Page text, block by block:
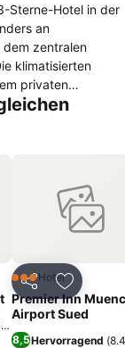
Sterne-Hotel in der
an
zentralen
privaten
Teekocher,
ist kostenfreies
lassen. In
sowie Bier
in der man sich
des
In der Münchner
den Marienplatz
hinzufügen
Bewertungen
Teilen Zu
3 SterneHotel
Premier Inn
Airport Sued
8,5Hervorragend (